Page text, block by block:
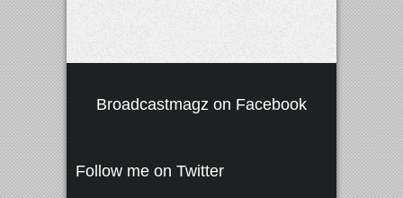
Broadcastmagz on Facebook
Follow me on Twitter